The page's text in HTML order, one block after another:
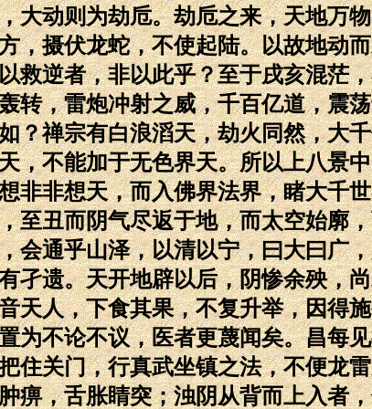
大动则为劫卮。劫卮之来，天地万
，摄伏龙蛇，不使起陆。以故地动
救逆者，非以此乎？至于戌亥混茫
转，雷炮冲射之威，千百亿道，震
？禅宗有白浪滔天，劫火同然，大
，不能加于无色界天。所以上八景
非非想天，而入佛界法界，睹大千
至丑而阴气尽返于地，而太空始廓
会通乎山泽，以清以宁，曰大曰广
孑遗。天开地辟以后，阴惨余殃，
天人，下食其果，不复升举，因得
为不论不议，医者更蔑闻矣。昌每
住关门，行真武坐镇之法，不便龙
痹，舌胀睛突；浊阴从背而上入者